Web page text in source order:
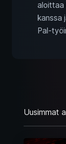
aloittaa
kanssa
Pal-
Uusimmat